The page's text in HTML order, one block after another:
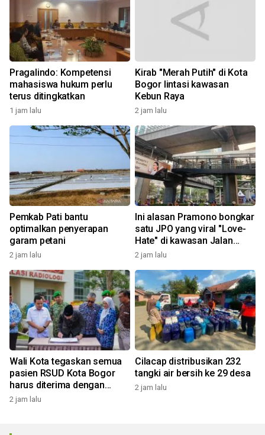
Pragalindo: Kompetensi
mahasiswa hukum perlu
terus ditingkatkan
1 jam lalu
Kirab "Merah Putih" di Kota
Bogor lintasi kawasan
Kebun Raya
2 jam lalu
Pemkab Pati bantu
optimalkan penyerapan
garam petani
2 jam lalu
Ini alasan Pramono bongkar
satu JPO yang viral "Love-
Hate" di kawasan Jalan
Rasuna Said
2 jam lalu
Wali Kota tegaskan semua
pasien RSUD Kota Bogor
harus diterima dengan
profesional
2 jam lalu
Cilacap distribusikan 232
tangki air bersih ke 29 desa
2 jam lalu